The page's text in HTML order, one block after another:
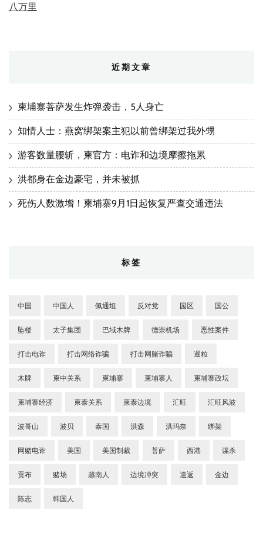
八万里
近期文章
柬埔寨菩萨发生炸弹袭击，5人身亡
知情人士：燕窝绑架案主犯以前曾绑架过我外甥
游客数量腰斩，柬官方：电诈和边境摩擦拖累
洪都身在金边豪宅，并未被抓
死伤人数激增！柬埔寨9月1日起恢复严查交通违法
标签
中国 中国人 佩通坦 反对党 园区 国公
坠楼 太子集团 巴域木牌 德崇机场 恶性案件
打击电诈 打击网络诈骗 打击网赌诈骗 暹粒
木牌 柬中关系 柬埔寨 柬埔寨人 柬埔寨政坛
柬埔寨经济 柬泰关系 柬泰边境 汇旺 汇旺风波
波哥山 波贝 泰国 洪森 洪玛奈 绑架
网赌电诈 美国 美国制裁 菩萨 西港 谋杀
贡布 赌场 越南人 边境冲突 遣返 金边
陈志 韩国人